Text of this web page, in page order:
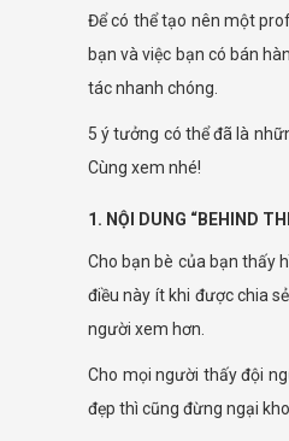
Để có thể tạo nên một
bạn và việc bạn có bán
tác nhanh chóng.
5 ý tưởng có thể đã là
Cùng xem nhé!
1. NỘI DUNG “BEHIND
Cho bạn bè của bạn thấy
điều này ít khi được chia
người xem hơn.
Cho mọi người thấy đội
đẹp thì cũng đừng ngại